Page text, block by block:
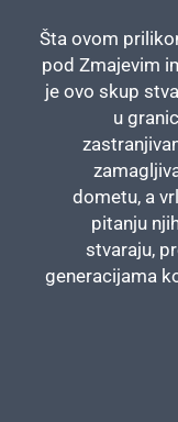
Šta ovom
pod Zmajevim
je ovo skup
u
dometu, a
pitanju
stvaraju,
generacijama